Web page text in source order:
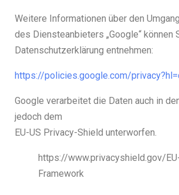
Weitere Informationen über den
des Diensteanbieters „Google“ können
Datenschutzerklärung entnehmen:
https://policies.google.com/
Google verarbeitet die Daten auch in
jedoch dem
EU-US Privacy-Shield unterworfen.
https://www.privacyshield.gov/
Framework